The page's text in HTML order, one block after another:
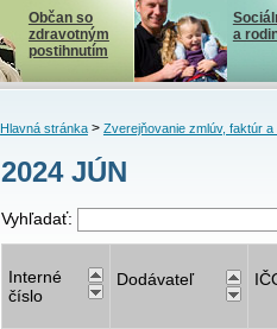
Občan so
zdravotným
postihnutím
a
Hlavná stránka> Zverejňovanie zmlúv, faktúr a
2024 JÚN
Vyhľadať:
Interné
číslo
Dodávateľ